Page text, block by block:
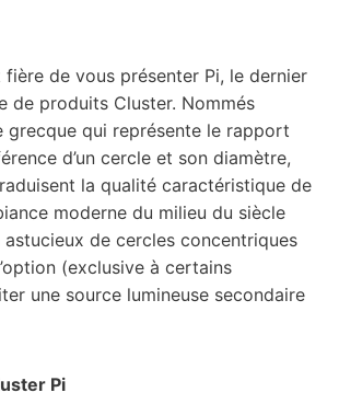
fière de vous présenter Pi, le dernier
de produits Cluster. Nommés
grecque qui représente le rapport
d’un cercle et son diamètre,
la qualité caractéristique de
moderne du milieu du siècle
astucieux de cercles concentriques
(exclusive à certains
une source lumineuse secondaire
Pi